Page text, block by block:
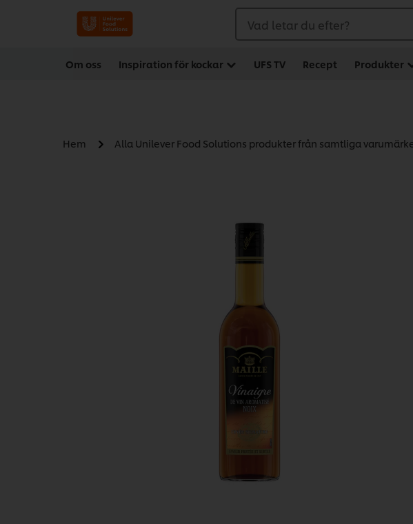
Vad letar du efter?
Om oss Inspiration för kockar UFS TV Recept Produkter
Hem Alla Unilever Food Solutions produkter från samtliga